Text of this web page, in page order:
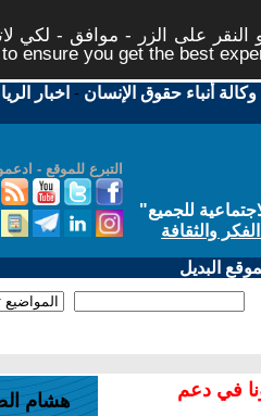
على الزر - موافق - لكي
ensure you get the best
وكالة أنباء حقوق الإنسان - اخبار
التبرع للموقع -
للجميع"
والثقافة
البديل
في دعم
هشام